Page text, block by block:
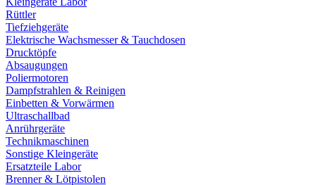
Rüttler
Tiefziehgeräte
Elektrische Wachsmesser & Tauchdosen
Drucktöpfe
Absaugungen
Poliermotoren
Dampfstrahlen & Reinigen
Einbetten & Vorwärmen
Ultraschallbad
Anrührgeräte
Technikmaschinen
Sonstige Kleingeräte
Ersatzteile Labor
Brenner & Lötpistolen